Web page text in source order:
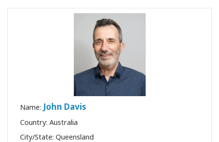
Name: John Davis
Country: Australia
City/State: Queensland